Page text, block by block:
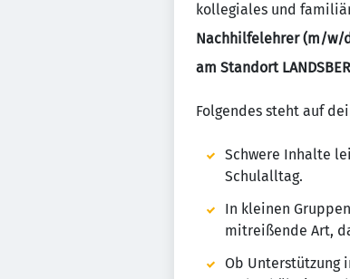
kollegiales und
Nachhilfelehrer (m/w/
am Standort
Folgendes steht auf
Schwere Inhalte
Schulalltag.
In kleinen
mitreißende Art,
Ob Unterstützung